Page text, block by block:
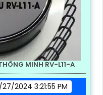
MINH RV-L11-A
2024 3:21:55 PM